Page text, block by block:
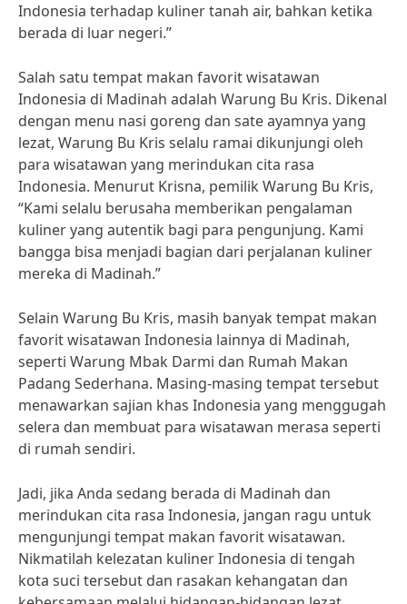
Indonesia terhadap kuliner tanah air, bahkan ketika
berada di luar negeri.”
Salah satu tempat makan favorit wisatawan
Indonesia di Madinah adalah Warung Bu Kris. Dikenal
dengan menu nasi goreng dan sate ayamnya yang
lezat, Warung Bu Kris selalu ramai dikunjungi oleh
para wisatawan yang merindukan cita rasa
Indonesia. Menurut Krisna, pemilik Warung Bu Kris,
“Kami selalu berusaha memberikan pengalaman
kuliner yang autentik bagi para pengunjung. Kami
bangga bisa menjadi bagian dari perjalanan kuliner
mereka di Madinah.”
Selain Warung Bu Kris, masih banyak tempat makan
favorit wisatawan Indonesia lainnya di Madinah,
seperti Warung Mbak Darmi dan Rumah Makan
Padang Sederhana. Masing-masing tempat tersebut
menawarkan sajian khas Indonesia yang menggugah
selera dan membuat para wisatawan merasa seperti
di rumah sendiri.
Jadi, jika Anda sedang berada di Madinah dan
merindukan cita rasa Indonesia, jangan ragu untuk
mengunjungi tempat makan favorit wisatawan.
Nikmatilah kelezatan kuliner Indonesia di tengah
kota suci tersebut dan rasakan kehangatan dan